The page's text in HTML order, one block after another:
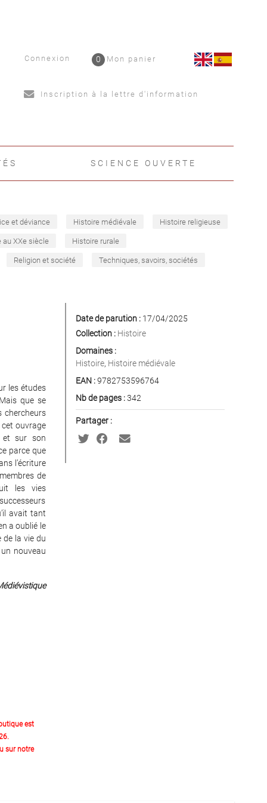
Connexion Mon panier
0
Inscription à la lettre d'information
SCIENCE OUVERTE
et déviance Histoire médiévale Histoire religieuse
au XXe siècle Histoire rurale
Religion et société Techniques, savoirs, sociétés
les études
que se
chercheurs
cet ouvrage
et sur son
parce que
l’écriture
de
les vies
avait tant
a oublié le
de la vie du
nouveau
est
sur notre
Date de parution :17/04/2025
Collection : Histoire
Domaines :
Histoire, Histoire médiévale
EAN :9782753596764
Nb de pages :342
Partager :